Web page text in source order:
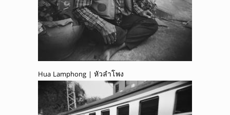
Hua Lamphong | หัวลำโพง